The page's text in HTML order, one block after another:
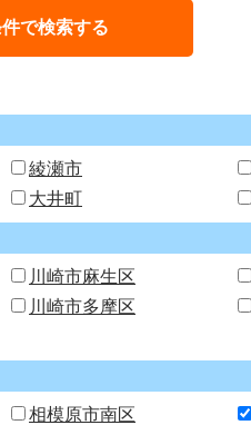
綾瀬市
大井町
川崎市麻生区
川崎市多摩区
相模原市南区